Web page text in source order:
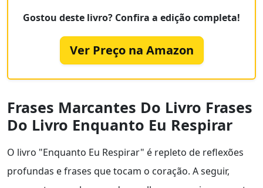
Gostou deste livro? Confira a edição completa!
Ver Preço na Amazon
Frases Marcantes Do Livro Frases
Do Livro Enquanto Eu Respirar
O livro "Enquanto Eu Respirar" é repleto de reflexões
profundas e frases que tocam o coração. A seguir,